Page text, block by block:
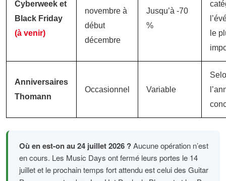
Cyberweek et
Black Friday
(à venir)
novembre à
début
décembre
Jusqu’à -70
%
le
Anniversaires
Thomann
Occasionnel Variable
Où en est-on au 24 juillet 2026 ?Aucune opération n’est
en cours. Les Music Days ont fermé leurs portes le 14
juillet et le prochain temps fort attendu est celui des Guitar